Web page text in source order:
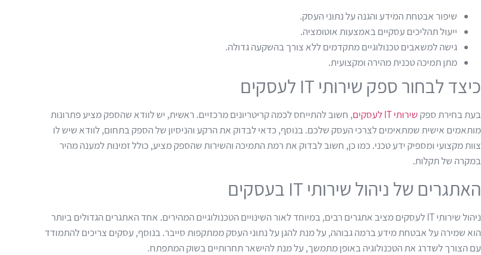
שיפור אבטחת המידע והגנה על נתוני העסק.
ייעול תהליכים עסקיים באמצעות אוטומציה.
גישה למשאבים טכנולוגיים מתקדמים ללא צורך בהשקעה גדולה.
מתן תמיכה טכנית מהירה ומקצועית.
כיצד לבחור ספק שירותי IT לעסקים
בעת בחירת ספק שירותי IT לעסקים
, חשוב להתייחס לכמה קריטריונים מרכזיים. ראשית, יש לוודא שהספק מציע פתרונות
מותאמים אישית שמתאימים לצרכי העסק שלכם. בנוסף, כדאי לבדוק את הרקע והניסיון של הספק בתחום, לוודא שיש לו
צוות מקצועי ומספיק ידע טכני. כמו כן, חשוב לבדוק את רמת התמיכה והשירות שהספק מציע, כולל זמינות למענה מהיר
במקרה של תקלות.
האתגרים של ניהול שירותי IT בעסקים
ניהול שירותי IT לעסקים מציב אתגרים רבים, במיוחד לאור השינויים הטכנולוגיים המהירים. אחד האתגרים הגדולים ביותר
הוא שמירה על אבטחת מידע ברמה גבוהה, על מנת להגן על נתוני העסק ממתקפות סייבר. בנוסף, עסקים צריכים להתמודד
עם הצורך לשדרג את הטכנולוגיה באופן מתמשך, על מנת להישאר תחרותיים בשוק המתפתח.